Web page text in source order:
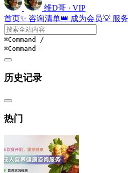
维D哥 · VIP
首页✨ 咨询清单👑 成为会员💡 服
⌘Command /
⌘Command -
历史记录
热门